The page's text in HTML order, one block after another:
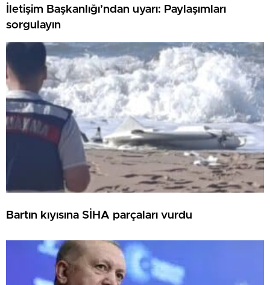
İletişim Başkanlığı’ndan uyarı: Paylaşımları
sorgulayın
Bartın kıyısına SİHA parçaları vurdu